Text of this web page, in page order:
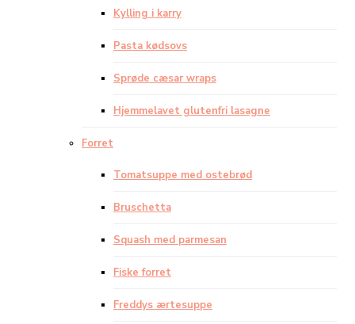
Kylling i karry
Pasta kødsovs
Sprøde cæsar wraps
Hjemmelavet glutenfri lasagne
Forret
Tomatsuppe med ostebrød
Bruschetta
Squash med parmesan
Fiske forret
Freddys ærtesuppe